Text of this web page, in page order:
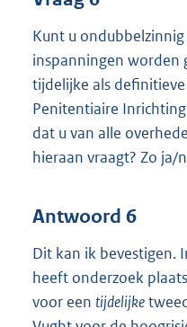
Kunt u
inspanningen worden
tijdelijke als
Penitentiaire Inrichting
dat u van alle
hieraan vraagt? Zo ja/
Antwoord 6
Dit kan ik bevestigen.
heeft onderzoek
voor een tijdelijke